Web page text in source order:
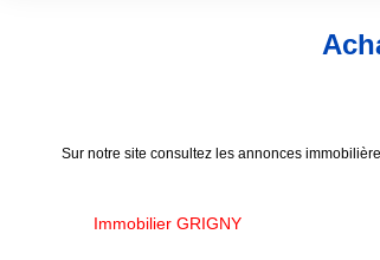
Sur notre site consultez les annonces
Immobilier GRIGNY